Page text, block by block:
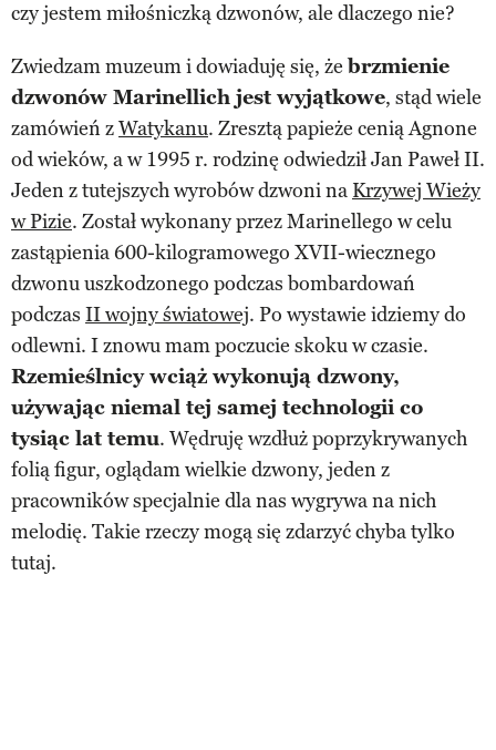
czy jestem miłośniczką dzwonów, ale dlaczego nie?
Zwiedzam muzeum i dowiaduję się, żebrzmienie
dzwonów Marinellich jest wyjątkowe, stąd wiele
zamówień zWatykanu. Zresztą papieże cenią Agnone
od wieków, a w 1995 r. rodzinę odwiedził Jan Paweł II.
Jeden z tutejszych wyrobów dzwoni na Krzywej Wieży
w Pizie. Został wykonany przez Marinellego w celu
zastąpienia 600-kilogramowego XVII-wiecznego
dzwonu uszkodzonego podczas bombardowań
podczas II wojny światowej. Po wystawie idziemy do
odlewni. I znowu mam poczucie skoku w czasie.
Rzemieślnicy wciąż wykonują dzwony,
używając niemal tej samej technologii co
tysiąc lat temu. Wędruję wzdłuż poprzykrywanych
folią figur, oglądam wielkie dzwony, jeden z
pracowników specjalnie dla nas wygrywa na nich
melodię. Takie rzeczy mogą się zdarzyć chyba tylko
tutaj.